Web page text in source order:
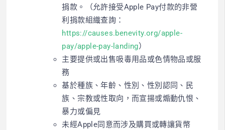
捐款。（允許接受Apple Pay付款的非營
利捐款組織查詢：
https://causes.benevity.org/apple-
pay/apple-pay-landing）
主要提供或出售吸毒用品或色情物品或服
務
基於種族、年齡、性別、性別認同、民
族、宗教或性取向，而宣揚或煽動仇恨、
暴力或偏見
未經Apple同意而涉及購買或轉讓貨幣